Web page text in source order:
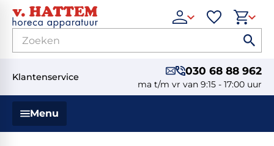
Klantenservice 030 68 88 962
ma t/m vr van 9:15 - 17:00 uur
Menu